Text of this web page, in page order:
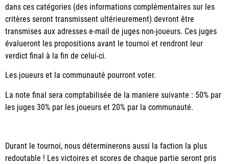
dans ces catégories (des informations complémentaires sur les
critères seront transmissent ultérieurement) devront être
transmises aux adresses e-mail de juges non-joueurs. Ces juges
évalueront les propositions avant le tournoi et rendront leur
verdict final à la fin de celui-ci.
Les joueurs et la communauté pourront voter.
La note final sera comptabilisée de la maniere suivante : 50% par
les juges 30% par les joueurs et 20% par la communauté.
Durant le tournoi, nous déterminerons aussi la faction la plus
redoutable ! Les victoires et scores de chaque partie seront pris